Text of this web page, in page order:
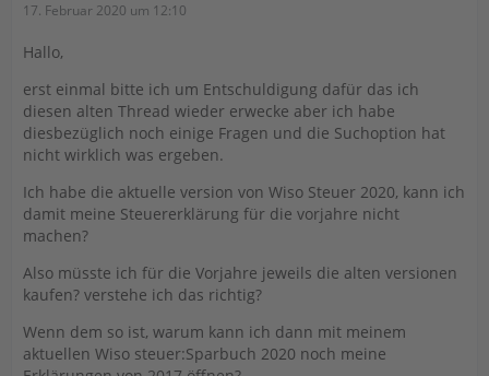
17. Februar 2020 um 12:10
Hallo,
erst einmal bitte ich um Entschuldigung dafür das ich
diesen alten Thread wieder erwecke aber ich habe
diesbezüglich noch einige Fragen und die Suchoption hat
nicht wirklich was ergeben.
Ich habe die aktuelle version von Wiso Steuer 2020, kann ich
damit meine Steuererklärung für die vorjahre nicht
machen?
Also müsste ich für die Vorjahre jeweils die alten versionen
kaufen? verstehe ich das richtig?
Wenn dem so ist, warum kann ich dann mit meinem
aktuellen Wiso steuer:Sparbuch 2020 noch meine